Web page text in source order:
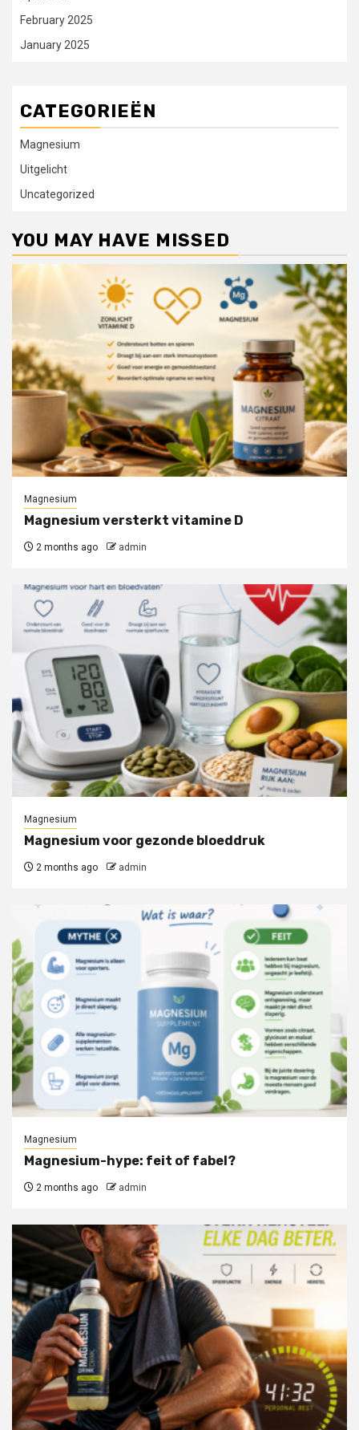
February 2025
January 2025
CATEGORIEËN
Magnesium
Uitgelicht
Uncategorized
YOU MAY HAVE MISSED
Magnesium
Magnesium versterkt vitamine D
2 months ago admin
Magnesium
Magnesium voor gezonde bloeddruk
2 months ago admin
Magnesium
Magnesium-hype: feit of fabel?
2 months ago admin